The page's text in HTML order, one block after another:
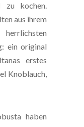
zu kochen.
aus ihrem
ein original
erstes
Knoblauch,
haben